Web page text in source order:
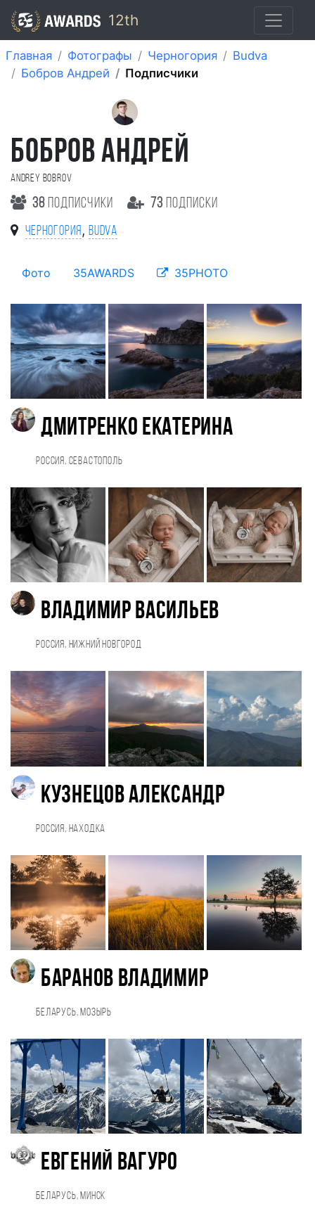
12th
Главная Фотографы Черногория
Budva
Бобров Андрей
Подписчики
БОБРОВ АНДРЕЙ
Andrey Bobrov
38 подписчики 73 подписки
Черногория , Budva
Фото 35AWARDS 35PHOTO
Дмитренко Екатерина
Россия, Севастополь
Владимир Васильев
Россия, Нижний Новгород
Кузнецов Александр
Россия, Находка
Баранов Владимир
Беларусь, Мозырь
Евгений Вагуро
Беларусь, Минск